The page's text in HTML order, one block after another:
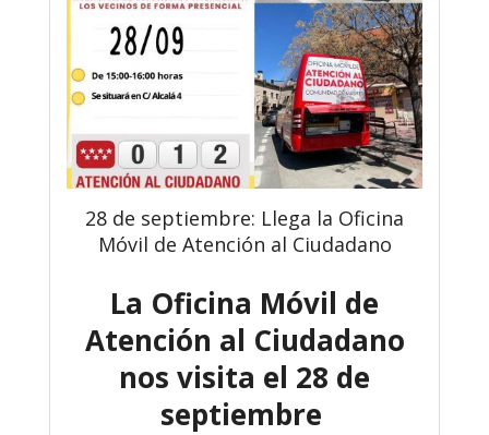
28 de septiembre: Llega la Oficina
Móvil de Atención al Ciudadano
La Oficina Móvil de
Atención al Ciudadano
nos visita el 28 de
septiembre